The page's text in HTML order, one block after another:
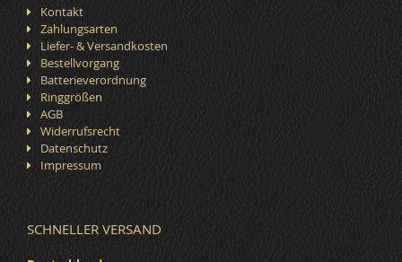
Kontakt
Zahlungsarten
Liefer- & Versandkosten
Bestellvorgang
Batterieverordnung
Ringgrößen
AGB
Widerrufsrecht
Datenschutz
Impressum
SCHNELLER VERSAND